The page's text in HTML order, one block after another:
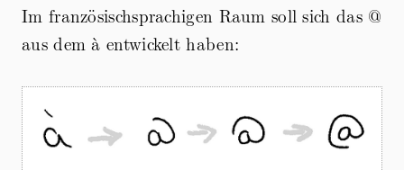
Im französischsprachigen Raum soll sich das @
aus dem à entwickelt haben: